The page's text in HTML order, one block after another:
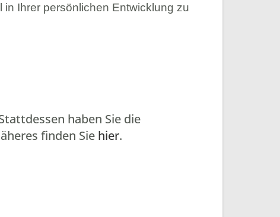
in Ihrer persönlichen Entwicklung zu
haben Sie die
finden Sie hier.